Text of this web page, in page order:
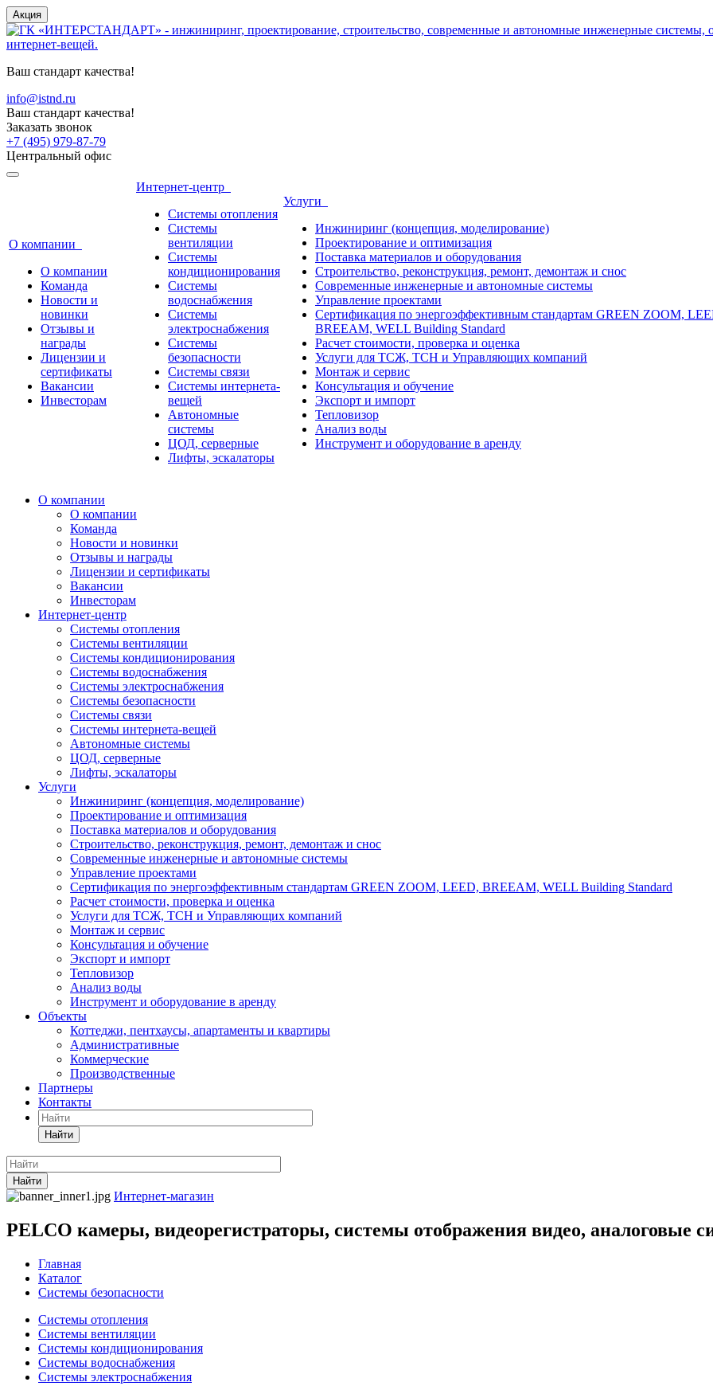
Акция
Ваш стандарт качества!
info@istnd.ru
Ваш стандарт качества!
Заказать звонок
+7 (495) 979-87-79
Центральный офис
О компании
О компании
Команда
Новости и
новинки
Отзывы и
награды
Лицензии и
сертификаты
Вакансии
Инвесторам
Интернет-центр
Системы отопления
Системы
вентиляции
Системы
кондиционирования
Системы
водоснабжения
Системы
электроснабжения
Системы
безопасности
Системы связи
Системы интернета-
вещей
Автономные
системы
ЦОД, серверные
Лифты, эскалаторы
Услуги
Инжиниринг (концепция, моделирование)
Проектирование и оптимизация
Поставка материалов и оборудования
Строительство, реконструкция, ремонт, демонтаж и снос
Современные инженерные и автономные системы
Управление проектами
Сертификация по энергоэффективным стандартам GREEN ZOOM,
BREEAM, WELL Building Standard
Расчет стоимости, проверка и оценка
Услуги для ТСЖ, ТСН и Управляющих компаний
Монтаж и сервис
Консультация и обучение
Экспорт и импорт
Тепловизор
Анализ воды
Инструмент и оборудование в аренду
О компании
О компании
Команда
Новости и новинки
Отзывы и награды
Лицензии и сертификаты
Вакансии
Инвесторам
Интернет-центр
Системы отопления
Системы вентиляции
Системы кондиционирования
Системы водоснабжения
Системы электроснабжения
Системы безопасности
Системы связи
Системы интернета-вещей
Автономные системы
ЦОД, серверные
Лифты, эскалаторы
Услуги
Инжиниринг (концепция, моделирование)
Проектирование и оптимизация
Поставка материалов и оборудования
Строительство, реконструкция, ремонт, демонтаж и снос
Современные инженерные и автономные системы
Управление проектами
Сертификация по энергоэффективным стандартам GREEN ZOOM, LEED, BREEAM, WELL Building Standard
Расчет стоимости, проверка и оценка
Услуги для ТСЖ, ТСН и Управляющих компаний
Монтаж и сервис
Консультация и обучение
Экспорт и импорт
Тепловизор
Анализ воды
Инструмент и оборудование в аренду
Объекты
Коттеджи, пентхаусы, апартаменты и квартиры
Административные
Коммерческие
Производственные
Партнеры
Контакты
Найти
Найти
Интернет-магазин
PELCO камеры, видеорегистраторы, системы отображения видео, аналоговые
Главная
Каталог
Системы безопасности
Системы отопления
Системы вентиляции
Системы кондиционирования
Системы водоснабжения
Системы электроснабжения